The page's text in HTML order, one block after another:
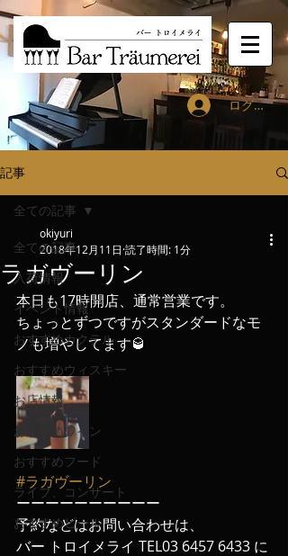
ログイン
記事
全ての記事
入荷情報
イベント情報
おすすめカクテル
おすすめウィスキー
お店情報
おすすめワイン
おすすめフード
ライブ、コンサート
おすすめビール
全ての記事
ラガヴーリン
okiyuri
2018年12月11日 読了時間: 1分
本日も17時開店、通常営業です。
ちょっとずつですがスタンダードなモ
ノも増やしてます🥃
#ラガヴーリン
ーーーーーーーーーー
予約などはお問い合わせは、
バー トロイメライ TEL03 6457 6433 に